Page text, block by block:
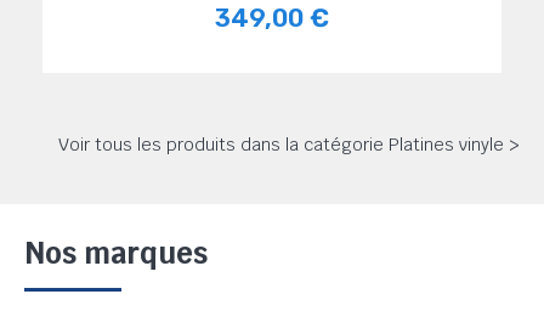
349,00 €
Voir tous les produits dans la catégorie Platines vinyle >
Nos marques